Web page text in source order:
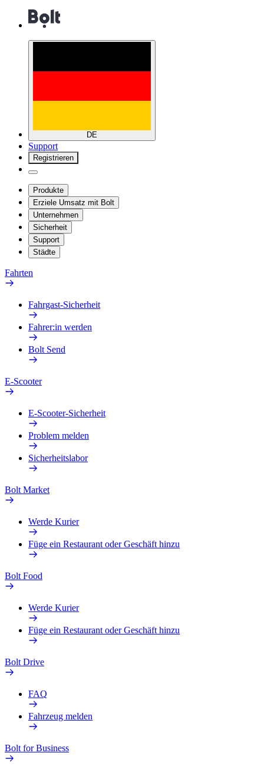
DE
Support
Registrieren
Produkte
Erziele Umsatz mit Bolt
Unternehmen
Sicherheit
Support
Städte
Fahrten
Fahrgast-Sicherheit
Fahrer:in werden
Bolt Send
E-Scooter
E-Scooter-Sicherheit
Problem melden
Sicherheitslabor
Bolt Market
Werde Kurier
Füge ein Restaurant oder Geschäft hinzu
Bolt Food
Werde Kurier
Füge ein Restaurant oder Geschäft hinzu
Bolt Drive
FAQ
Fahrzeug melden
Bolt for Business